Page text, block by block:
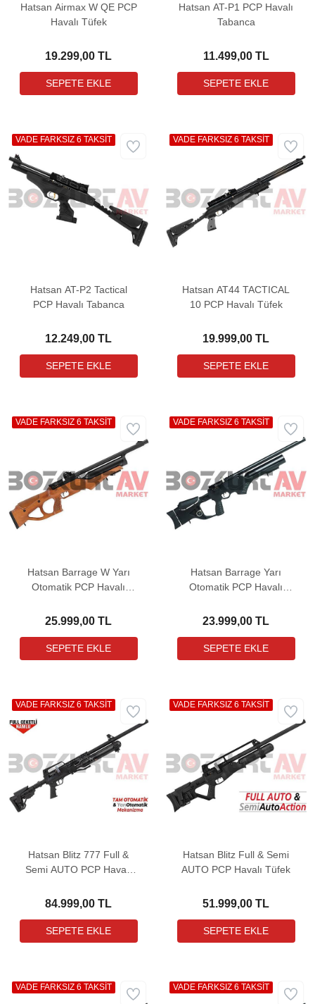
Hatsan Airmax W QE PCP
Havalı Tüfek
19.299,00 TL
Hatsan AT-P1 PCP Havalı
Tabanca
11.499,00 TL
Hatsan AT-P2 Tactical
PCP Havalı Tabanca
12.249,00 TL
VADE FARKSIZ 6 TAKSİT
Hatsan AT44 TACTICAL
10 PCP Havalı Tüfek
19.999,00 TL
VADE FARKSIZ 6 TAKSİT
Hatsan Barrage W Yarı
Otomatik PCP Havalı
25.999,00 TL
VADE FARKSIZ 6 TAKSİT
Hatsan Barrage Yarı
Otomatik PCP Havalı
23.999,00 TL
VADE FARKSIZ 6 TAKSİT
Hatsan Blitz 777 Full &
Semi AUTO PCP Havalı
Hediyeli)
84.999,00 TL
VADE FARKSIZ 6 TAKSİT
Hatsan Blitz Full & Semi
AUTO PCP Havalı Tüfek
51.999,00 TL
VADE FARKSIZ 6 TAKSİT
VADE FARKSIZ 6 TAKSİT VADE FARKSIZ 6 TAKSİT